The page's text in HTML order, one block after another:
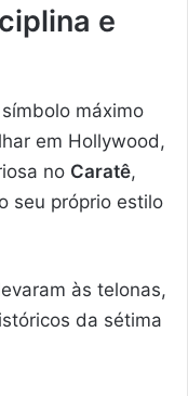
e
máximo
em Hollywood,
no Caratê,
seu próprio estilo
às telonas,
da sétima